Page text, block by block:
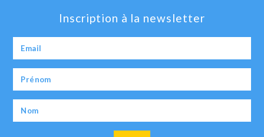
Inscription à la newsletter